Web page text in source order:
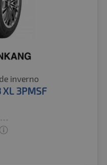
inverno
3PMSF